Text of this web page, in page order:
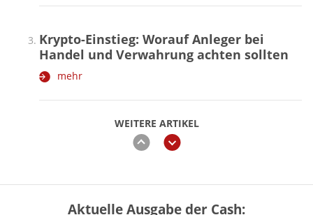
WEITERE ARTIKEL
zurückweiter
Krypto-Einstieg: Worauf Anleger bei
Handel und Verwahrung achten sollten
mehr
Vermieter-Zutritt: Wann Mieter
Aktuelle Ausgabe der Cash: